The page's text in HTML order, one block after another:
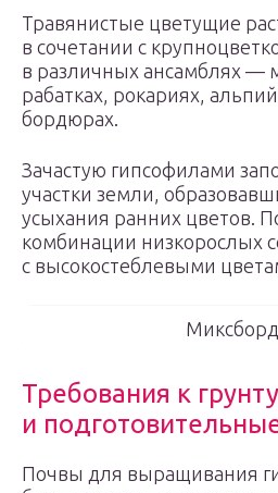
Травянистые цветущие
в сочетании с
в различных ансамблях —
рабатках, рокариях,
бордюрах.
Зачастую гипсофилами
участки земли,
усыхания ранних цветов.
комбинации низкорослых
с высокостеблевыми
Требования к грунту
и
Почвы для выращивания